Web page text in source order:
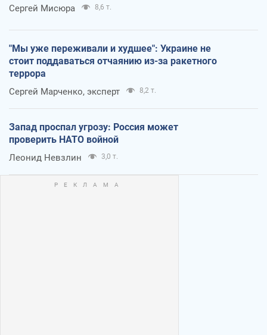
Сергей Мисюра 8,6 т.
"Мы уже переживали и худшее": Украине не
стоит поддаваться отчаянию из-за ракетного
террора
Сергей Марченко, эксперт 8,2 т.
Запад проспал угрозу: Россия может
проверить НАТО войной
Леонид Невзлин 3,0 т.